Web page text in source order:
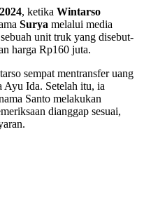
, ketika Wintarso
Surya melalui media
unit truk yang disebut-
harga Rp160 juta.
sempat mentransfer uang
Ayu Ida. Setelah itu, ia
Santo melakukan
dianggap sesuai,